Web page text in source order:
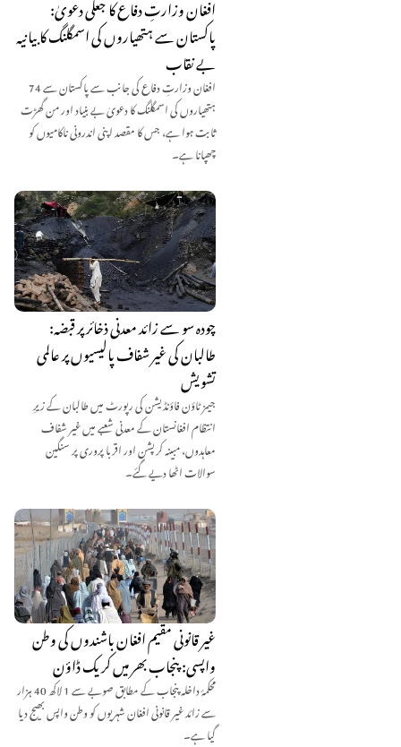
افغان وزارتِ دفاع کا جعلی دعویٰ:
پاکستان سے ہتھیاروں کی اسمگلنگ کا بیانیہ
بے نقاب
افغان وزارتِ دفاع کی جانب سے پاکستان سے 74
ہتھیاروں کی اسمگلنگ کا دعویٰ بے بنیاد اور من گھڑت
ثابت ہوا ہے، جس کا مقصد اپنی اندرونی ناکامیوں کو
چھپانا ہے۔
چودہ سو سے زائد معدنی ذخائر پر قبضہ:
طالبان کی غیر شفاف پالیسیوں پر عالمی
تشویش
جیمز ٹاؤن فاؤنڈیشن کی رپورٹ میں طالبان کے زیرِ
انتظام افغانستان کے معدنی شعبے میں غیر شفاف
معاہدوں، مبینہ کرپشن اور اقربا پروری پر سنگین
سوالات اٹھا دیے گئے۔
غیر قانونی مقیم افغان باشندوں کی وطن
واپسی: پنجاب بھر میں کریک ڈاؤن
محکمۂ داخلہ پنجاب کے مطابق صوبے سے 1 لاکھ 40 ہزار
سے زائد غیر قانونی افغان شہریوں کو وطن واپس بھیج دیا
گیا ہے۔